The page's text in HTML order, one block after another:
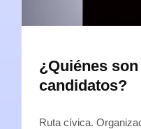
¿Quiénes
candidatos?
Ruta cívica.